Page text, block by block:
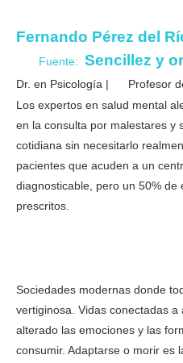
Fernando Pérez del
Fuente: Sencillez y
Dr. en Psicología | Profesor
Los expertos en salud mental
en la consulta por malestares y
cotidiana sin necesitarlo
pacientes que acuden a un
diagnosticable, pero un 50% de
prescritos.
Sociedades modernas donde
vertiginosa. Vidas conectadas
alterado las emociones y las
consumir. Adaptarse o morir es